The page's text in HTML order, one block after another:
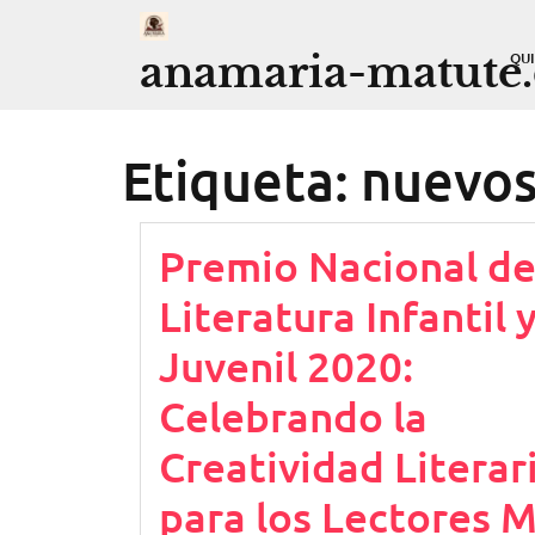
anamaria-
Etiqueta:
Premio Nacional de
Literatura Infantil
Juvenil 2020:
Celebrando la
Creatividad
para los Lectores